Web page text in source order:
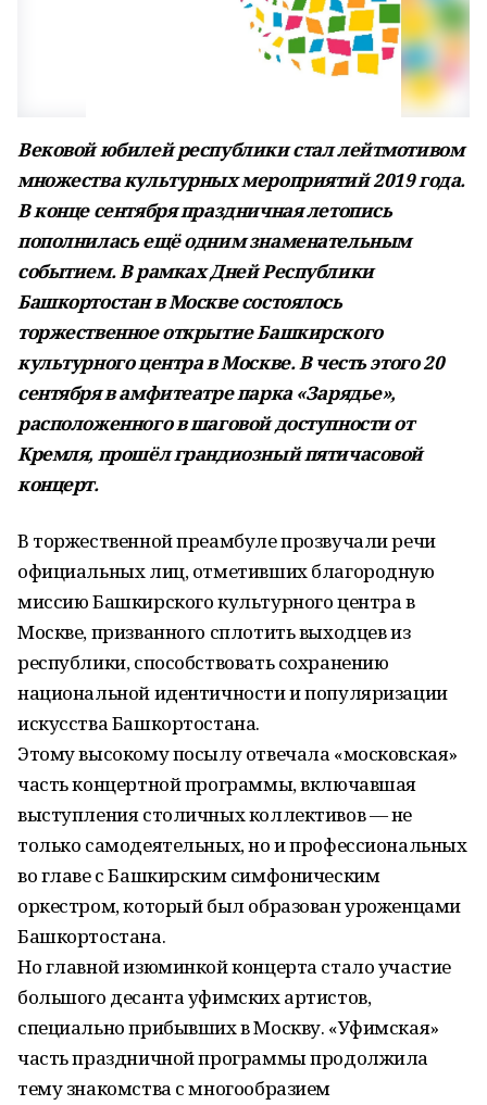
Вековой юбилей республики стал лейтмотивом
множества культурных мероприятий 2019 года.
В конце сентября праздничная летопись
пополнилась ещё одним знаменательным
событием. В рамках Дней Республики
Башкортостан в Москве состоялось
торжественное открытие Башкирского
культурного центра в Москве. В честь этого 20
сентября в амфитеатре парка «Зарядье»,
расположенного в шаговой доступности от
Кремля, прошёл грандиозный пятичасовой
концерт.
В торжественной преамбуле прозвучали речи
официальных лиц, отметивших благородную
миссию Башкирского культурного центра в
Москве, призванного сплотить выходцев из
республики, способствовать сохранению
национальной идентичности и популяризации
искусства Башкортостана.
Этому высокому посылу отвечала «московская»
часть концертной программы, включавшая
выступления столичных коллективов — не
только самодеятельных, но и профессиональных
во главе с Башкирским симфоническим
оркестром, который был образован уроженцами
Башкортостана.
Но главной изюминкой концерта стало участие
большого десанта уфимских артистов,
специально прибывших в Москву. «Уфимская»
часть праздничной программы продолжила
тему знакомства с многообразием